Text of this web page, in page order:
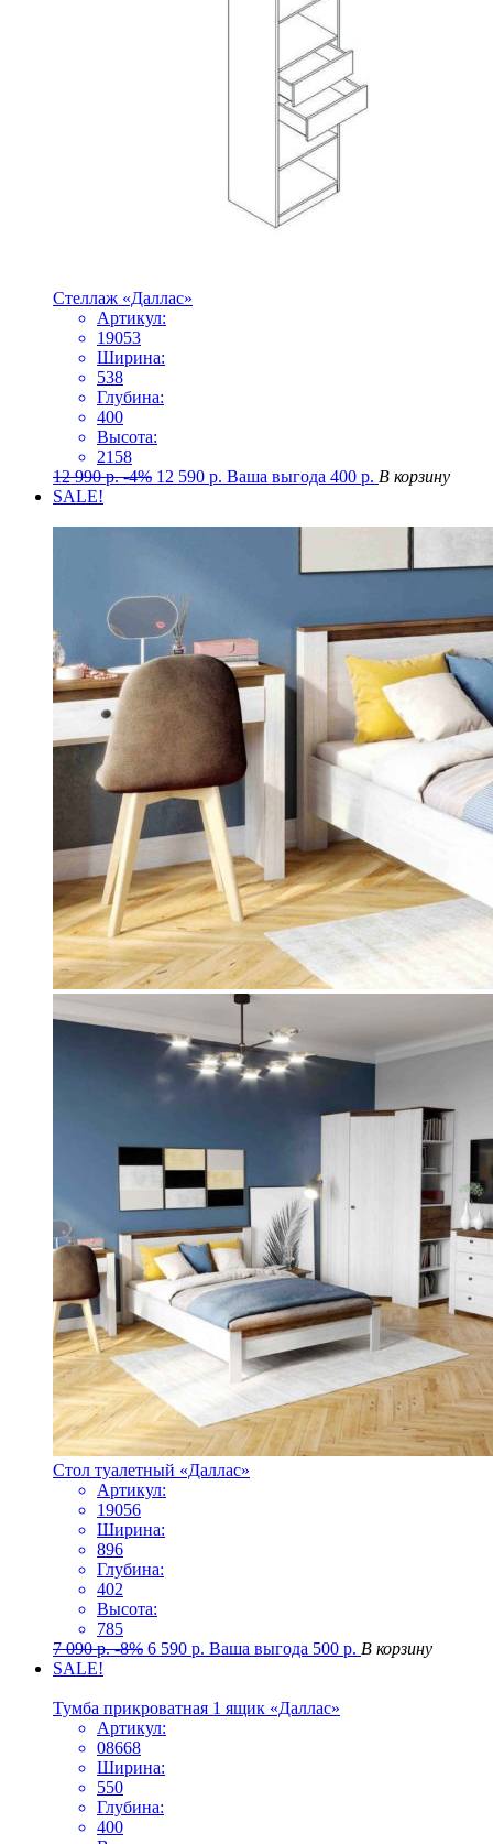
Стеллаж «Даллас»
Артикул:
19053
Ширина:
538
Глубина:
400
Высота:
2158
12 990р. -4% 12 590 р. Ваша выгода 400 р. В корзину
SALE!
Стол туалетный «Даллас»
Артикул:
19056
Ширина:
896
Глубина:
402
Высота:
785
7 090р. -8% 6 590 р. Ваша выгода 500 р. В корзину
SALE!
Тумба прикроватная 1 ящик «Даллас»
Артикул:
08668
Ширина:
550
Глубина:
400